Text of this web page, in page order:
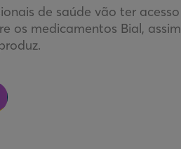
de saúde vão ter acesso
os medicamentos Bial, assim